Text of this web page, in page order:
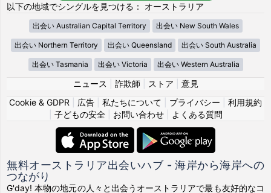
以下の地域でシングルを見つける： オーストラリア
出会い Australian Capital Territory 出会い New South Wales
出会い Northern Territory 出会い Queensland 出会い South Australia
出会い Tasmania 出会い Victoria 出会い Western Australia
ニュース 詐欺師 ストア
意見
Cookie & GDPR
広告 私たちについて プライバシー
利用規約
子どもの安全| お問い合わせ| よくある質問
無料オーストラリア出会いハブ - 海岸から海岸への
つながり
G'day! 本物の地元の人々と出会うオーストラリアで最も友好的なコ